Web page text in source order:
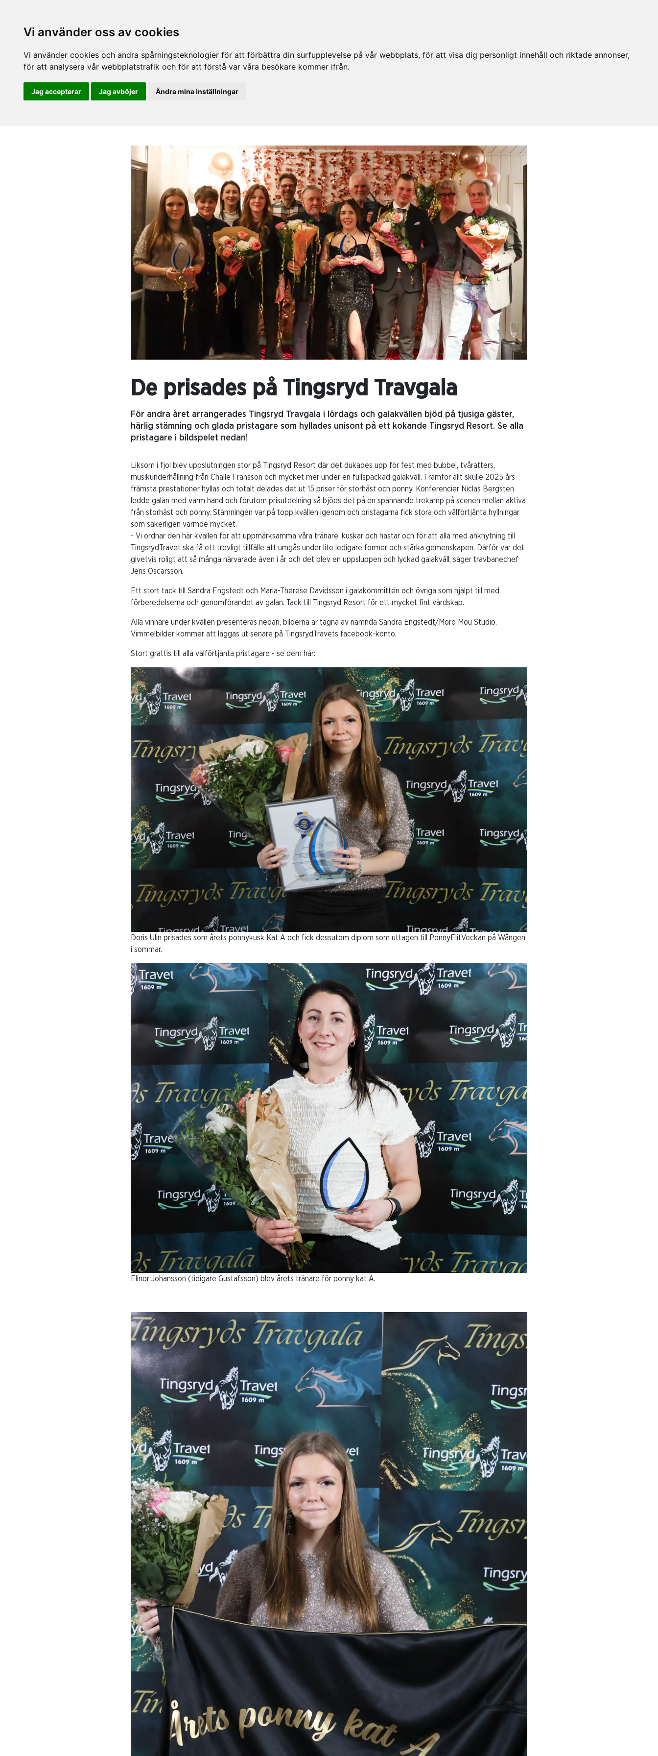
Vi använder oss av cookies
Vi använder cookies och andra spårningsteknologier för att förbättra din surfupplevelse på vår webbplats, för att visa dig personligt innehåll och riktade annonser,
för att analysera vår webbplatstrafik och för att förstå var våra besökare kommer ifrån.
Jag accepterar Jag avböjer Ändra mina inställningar
De prisades på Tingsryd Travgala
För andra året arrangerades Tingsryd Travgala i lördags och galakvällen bjöd på tjusiga gäster,
härlig stämning och glada pristagare som hyllades unisont på ett kokande Tingsryd Resort. Se alla
pristagare i bildspelet nedan!
Liksom i fjol blev uppslutningen stor på Tingsryd Resort där det dukades upp för fest med bubbel, tvårätters,
musikunderhållning från Challe Fransson och mycket mer under en fullspäckad galakväll. Framför allt skulle 2025 års
främsta prestationer hyllas och totalt delades det ut 15 priser för storhäst och ponny. Konferencier Niclas Bergsten
ledde galan med varm hand och förutom prisutdelning så bjöds det på en spännande trekamp på scenen mellan aktiva
från storhäst och ponny. Stämningen var på topp kvällen igenom och pristagarna fick stora och välförtjänta hyllningar
som säkerligen värmde mycket.
- Vi ordnar den här kvällen för att uppmärksamma våra tränare, kuskar och hästar och för att alla med anknytning till
TingsrydTravet ska få ett trevligt tillfälle att umgås under lite ledigare former och stärka gemenskapen. Därför var det
givetvis roligt att så många närvarade även i år och det blev en uppsluppen och lyckad galakväll, säger travbanechef
Jens Oscarsson.
Ett stort tack till Sandra Engstedt och Maria-Therese Davidsson i galakommittén och övriga som hjälpt till med
förberedelserna och genomförandet av galan. Tack till Tingsryd Resort för ett mycket fint värdskap.
Alla vinnare under kvällen presenteras nedan, bilderna är tagna av nämnda Sandra Engstedt/Moro Mou Studio.
Vimmelbilder kommer att läggas ut senare på TingsrydTravets facebook-konto.
Stort grattis till alla välförtjänta pristagare - se dem här:
Doris Ulin prisades som årets ponnykusk Kat A och fick dessutom diplom som uttagen till PonnyElitVeckan på Wången
i sommar.
Elinor Johansson (tidigare Gustafsson) blev årets tränare för ponny kat A.